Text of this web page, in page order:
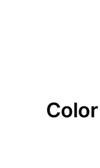
Color